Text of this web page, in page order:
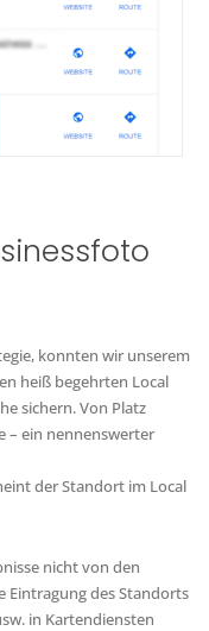
konnten wir unserem
heiß begehrten Local
sichern. Von Platz
– ein nennenswerter
der Standort im Local
nicht von den
Eintragung des Standorts
in Kartendiensten